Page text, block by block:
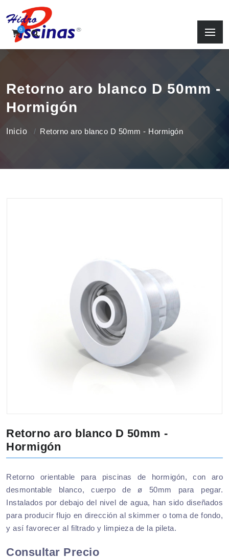
0
Retorno aro blanco D 50mm -
Hormigón
Inicio Retorno aro blanco D 50mm - Hormigón
Retorno aro blanco D 50mm -
Hormigón
Retorno orientable para piscinas de hormigón, con aro
desmontable blanco, cuerpo de ø 50mm para pegar.
Instalados por debajo del nivel de agua, han sido diseñados
para producir flujo en dirección al skimmer o toma de fondo,
y así favorecer al filtrado y limpieza de la pileta.
Consultar Precio